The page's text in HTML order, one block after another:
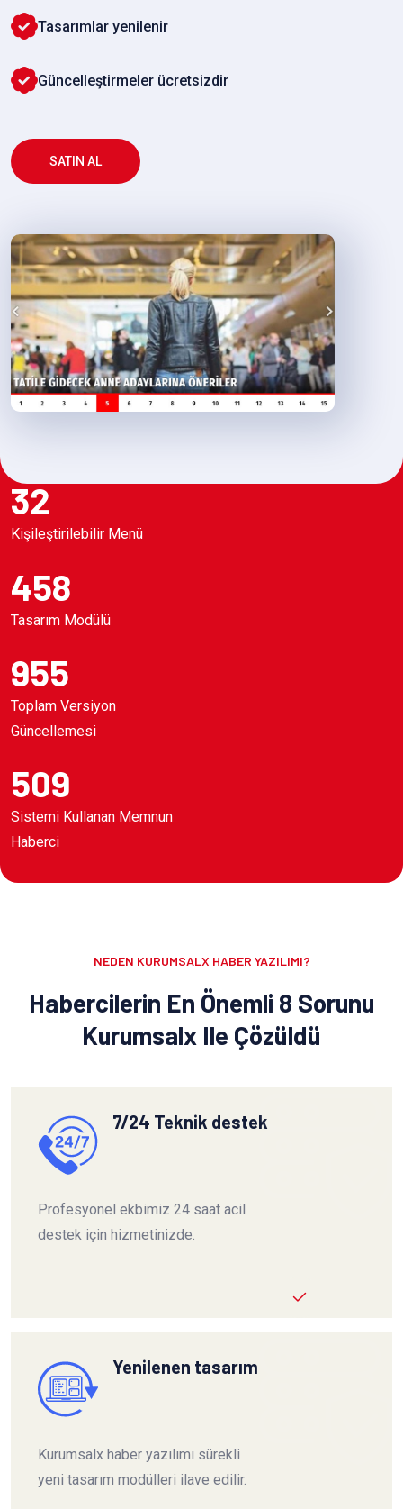
Tasarımlar yenilenir
Güncelleştirmeler ücretsizdir
SATIN AL
32
Kişileştirilebilir Menü
458
Tasarım Modülü
955
Toplam Versiyon
Güncellemesi
509
Sistemi Kullanan Memnun
Haberci
NEDEN KURUMSALX HABER YAZILIMI?
Habercilerin En Önemli 8 Sorunu
Kurumsalx Ile Çözüldü
7/24 Teknik destek
Profesyonel ekbimiz 24 saat acil
destek için hizmetinizde.
Yenilenen tasarım
Kurumsalx haber yazılımı sürekli
yeni tasarım modülleri ilave edilir.